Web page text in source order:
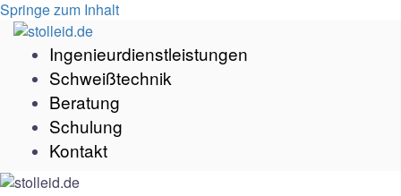
Springe zum Inhalt
Ingenieurdienstleistungen
Schweißtechnik
Beratung
Schulung
Kontakt